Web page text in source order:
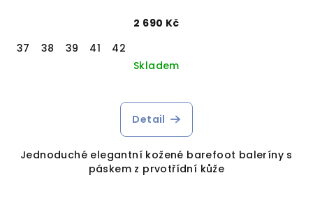
2 690 Kč
37
38 39 41
42
Skladem
Detail
Jednoduché elegantní kožené barefoot baleríny s
páskem z prvotřídní kůže